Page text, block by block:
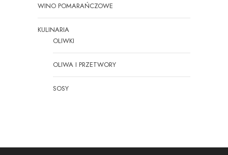
WINO POMARAŃCZOWE
KULINARIA
OLIWKI
OLIWA I PRZETWORY
SOSY